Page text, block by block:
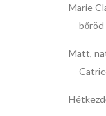
Marie
Matt,